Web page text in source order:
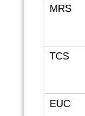
MRS
TCS
EUC